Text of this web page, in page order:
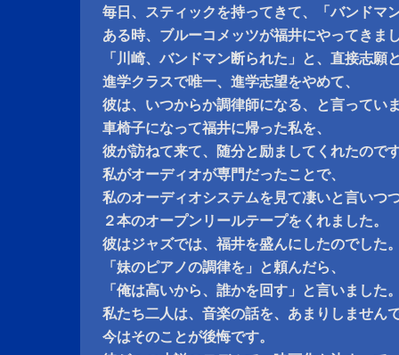
毎日、スティックを持ってきて、「バンドマ
ある時、ブルーコメッツが福井にやってきま
「川崎、バンドマン断られた」と、直接志願
進学クラスで唯一、進学志望をやめて、
彼は、いつからか調律師になる、と言ってい
車椅子になって福井に帰った私を、
彼が訪ねて来て、随分と励ましてくれたので
私がオーディオが専門だったことで、
私のオーディオシステムを見て凄いと言いつ
２本のオープンリールテープをくれました。
彼はジャズでは、福井を盛んにしたのでした
「妹のピアノの調律を」と頼んだら、
「俺は高いから、誰かを回す」と言いました
私たち二人は、音楽の話を、あまりしません
今はそのことが後悔です。